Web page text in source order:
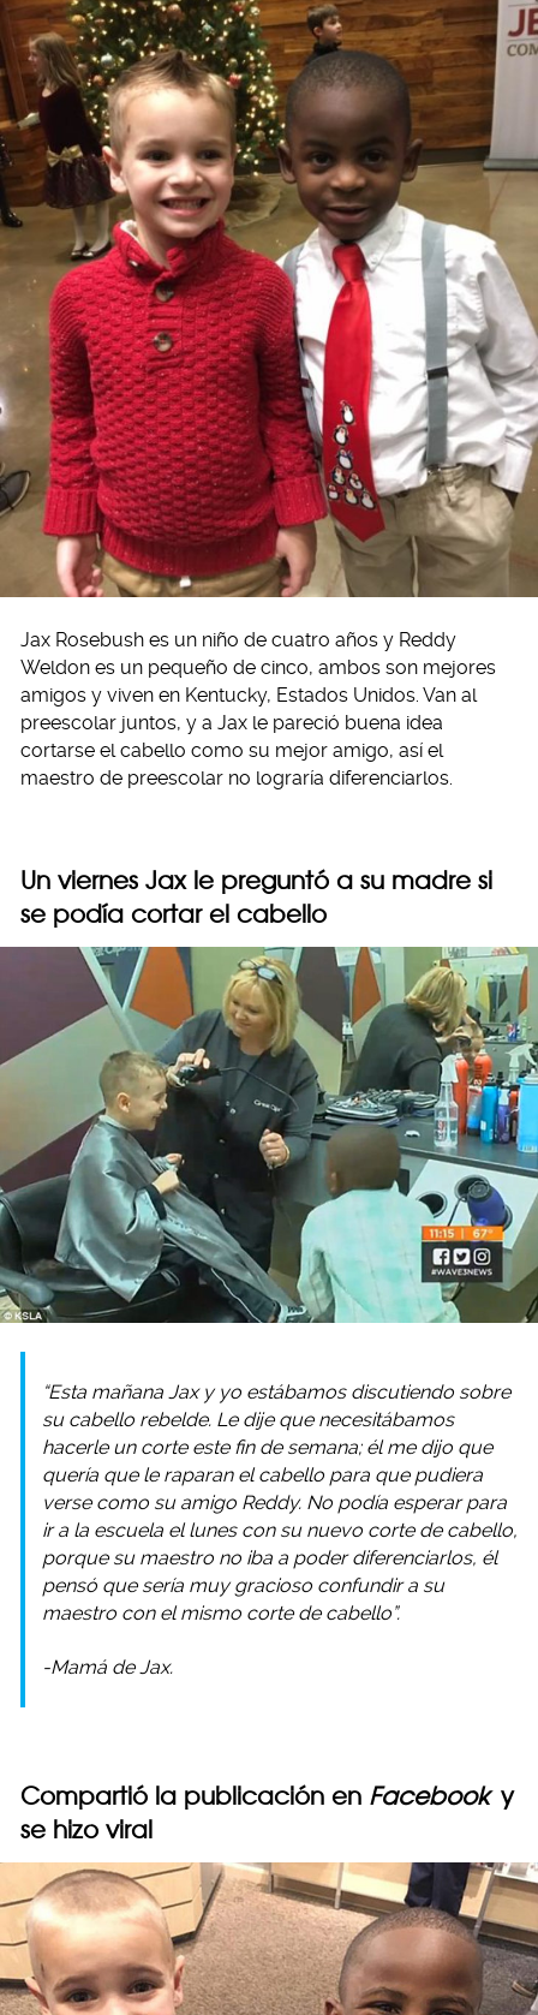
Jax Rosebush es un niño de cuatro años y Reddy
Weldon es un pequeño de cinco, ambos son mejores
amigos y viven en Kentucky, Estados Unidos. Van al
preescolar juntos, y a Jax le pareció buena idea
cortarse el cabello como su mejor amigo, así el
maestro de preescolar no lograría diferenciarlos.
Un viernes Jax le preguntó a su madre si
se podía cortar el cabello
“Esta mañana Jax y yo estábamos discutiendo sobre
su cabello rebelde. Le dije que necesitábamos
hacerle un corte este fin de semana; él me dijo que
quería que le raparan el cabello para que pudiera
verse como su amigo Reddy. No podía esperar para
ir a la escuela el lunes con su nuevo corte de cabello,
porque su maestro no iba a poder diferenciarlos, él
pensó que sería muy gracioso confundir a su
maestro con el mismo corte de cabello”.
-Mamá de Jax.
Compartió la publicación en Facebooky
se hizo viral